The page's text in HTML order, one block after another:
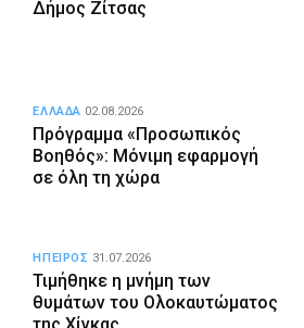
Δήμος Ζίτσας
Πρόγραμμα «Προσωπικός
Βοηθός»: Μόνιμη εφαρμογή
σε όλη τη χώρα
ΕΛΛΑΔΑ 02.08.2026
Τιμήθηκε η μνήμη των
θυμάτων του Ολοκαυτώματος
ΗΠΕΙΡΟΣ 31.07.2026